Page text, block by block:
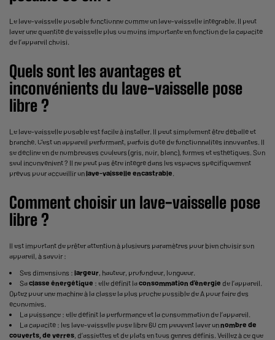
Le lave-vaisselle posable fonctionne comme un lave-vaisselle intégrable. Il peut
laver une quantité de vaisselle plus ou moins importante en fonction de la capacité
de l’appareil choisi.
Quels sont les avantages et
inconvénients du lave-vaisselle pose
libre ?
Le lave-vaisselle posable est facile à installer. Il peut simplement être déballé et
branché. C’est un appareil performant, parfois doté de fonctionnalités innovantes. Il
se décline en de nombreuses couleurs (gris, noir, blanc), formes et esthétiques. Son
seul inconvénient ? Il ne peut pas être intégré dans les espaces spécifiquement
prévus pour accueillir unlave-vaisselle encastrable
Comment choisir un lave-vaisselle pose
libre ?
Il est important de prêter attention à plusieurs paramètres pour bien choisir son
appareil, à savoir :
Ses dimensions : largeur , hauteur, profondeur, longueur.
Saclasse énergétique : elle définit laconsommation d’énergie de l’appareil.
Optez pour une machine à la classe la plus proche possible de A pour faire des
économies.
La puissance : elle définit la performance et la consommation de l’appareil.
La capacité : les lave-vaisselle pose libre 60 cm peuvent laver unnombre de
couverts, de verres , d’assiettes et de plats en tous genres définis. Veillez à ce que